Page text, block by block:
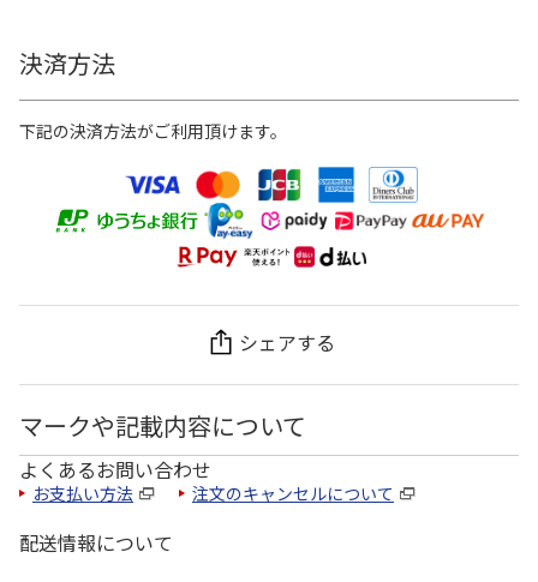
決済方法
下記の決済方法がご利用頂けます。
シェアする
マークや記載内容について
よくあるお問い合わせ
お支払い方法 注文のキャンセルについて
配送情報について